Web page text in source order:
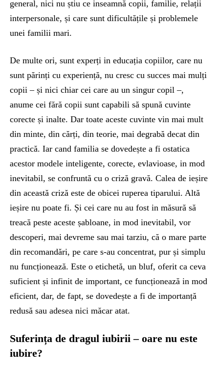
general, nici nu știu ce inseamnă copii, familie, relații
interpersonale, și care sunt dificultățile și problemele
unei familii mari.
De multe ori, sunt experți in educația copiilor, care nu
sunt părinți cu experiență, nu cresc cu succes mai mulți
copii – și nici chiar cei care au un singur copil –,
anume cei fără copii sunt capabili să spună cuvinte
corecte și inalte. Dar toate aceste cuvinte vin mai mult
din minte, din cărți, din teorie, mai degrabă decat din
practică. Iar cand familia se dovedește a fi ostatica
acestor modele inteligente, corecte, evlavioase, in mod
inevitabil, se confruntă cu o criză gravă. Calea de ieșire
din această criză este de obicei ruperea tiparului. Altă
ieșire nu poate fi. Și cei care nu au fost in măsură să
treacă peste aceste șabloane, in mod inevitabil, vor
descoperi, mai devreme sau mai tarziu, că o mare parte
din recomandări, pe care s-au concentrat, pur și simplu
nu funcționează. Este o etichetă, un bluf, oferit ca ceva
suficient și infinit de important, ce funcționează in mod
eficient, dar, de fapt, se dovedește a fi de importanță
redusă sau adesea nici măcar atat.
Suferința de dragul iubirii – oare nu este
iubire?